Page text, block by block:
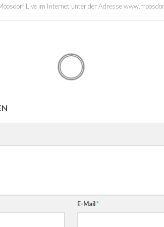
Live im Internet unter der Adresse
E-Mail*